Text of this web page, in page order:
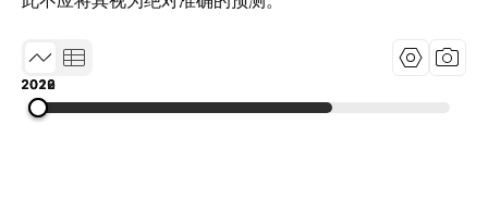
2019
2022
2026